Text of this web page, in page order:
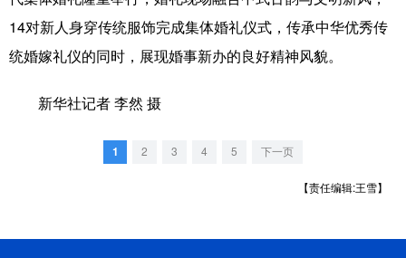
文化产业
地方频道
天津 河北
江苏
14对新人身穿传统服饰完成集体婚礼仪式，传承中华优秀传
统婚嫁礼仪的同时，展现婚事新办的良好精神风貌。
新华社记者 李然 摄
1 2 3 4 5 下一页
【责任编辑:王雪】